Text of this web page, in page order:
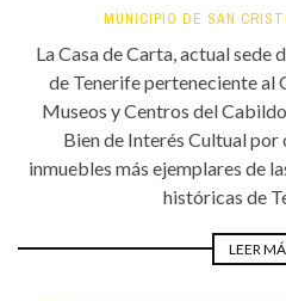
MUNICIPIO DE SAN
La Casa de Carta, actual
de Tenerife perteneciente al
Museos y Centros del
Bien de Interés Cultual por
inmuebles más ejemplares de
históricas de
LEER